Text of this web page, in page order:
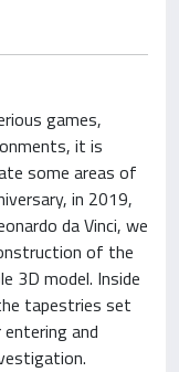
games,
it is
some areas of
in 2019,
da Vinci, we
of the
3D model. Inside
tapestries set
and